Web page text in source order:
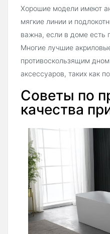
Хорошие модели имеют
мягкие линии и
важна, если в доме есть
Многие лучшие
противоскользящим
аксессуаров, таких как
Советы по
качества